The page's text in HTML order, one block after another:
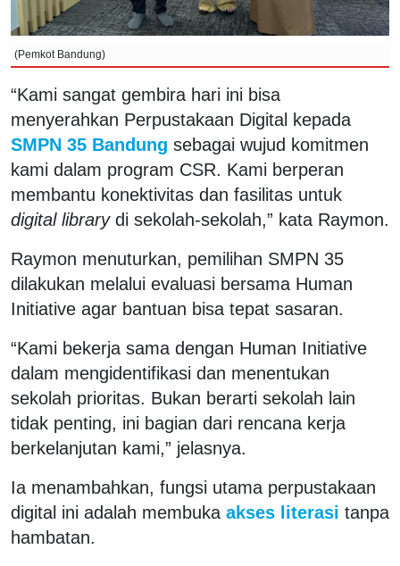
(Pemkot Bandung)
“Kami sangat gembira hari ini bisa
menyerahkan Perpustakaan Digital kepada
SMPN 35 Bandung sebagai wujud komitmen
kami dalam program CSR. Kami berperan
membantu konektivitas dan fasilitas untuk
digital librarydi sekolah-sekolah,” kata Raymon.
Raymon menuturkan, pemilihan SMPN 35
dilakukan melalui evaluasi bersama Human
Initiative agar bantuan bisa tepat sasaran.
“Kami bekerja sama dengan Human Initiative
dalam mengidentifikasi dan menentukan
sekolah prioritas. Bukan berarti sekolah lain
tidak penting, ini bagian dari rencana kerja
berkelanjutan kami,” jelasnya.
Ia menambahkan, fungsi utama perpustakaan
digital ini adalah membuka akses literasi tanpa
hambatan.